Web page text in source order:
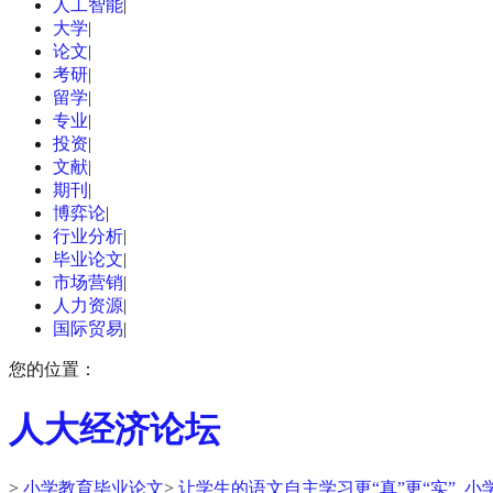
人工智能|
大学|
论文|
考研|
留学|
专业|
投资|
文献|
期刊 |
博弈论|
行业分析|
毕业论文|
市场营销|
人力资源|
国际贸易|
您的位置：
人大经济论坛
> 小学教育毕业论文> 让学生的语文自主学习更“真”更“实”_小